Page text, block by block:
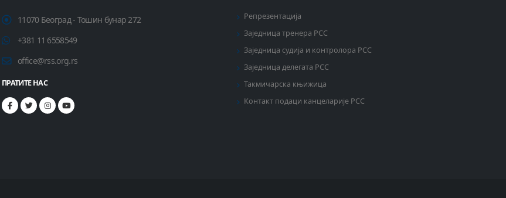
11070 Београд - Тошин бунар 272
+381 11 6558549
office@rss.org.rs
ПРАТИТЕ НАС
Репрезентација
Заједница тренера РСС
Заједница судија и контролора РСС
Заједница делегата РСС
Такмичарска књижица
Контакт подаци канцеларије РСС